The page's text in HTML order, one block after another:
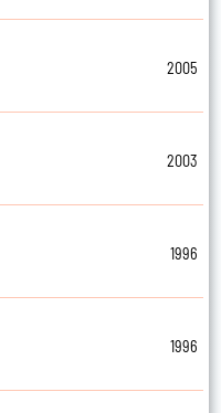
2005
2003
1996
1996